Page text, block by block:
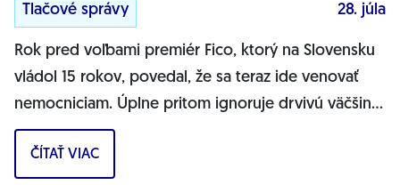
Tlačové správy 28. júla
Rok pred voľbami premiér Fico, ktorý na Slovensku
vládol 15 rokov, povedal, že sa teraz ide venovať
nemocniciam. Úplne pritom ignoruje drvivú väčšinu
problémov zdravotníctva, vyhlásil...
ČÍTAŤ VIAC